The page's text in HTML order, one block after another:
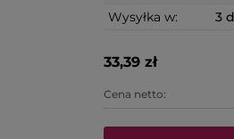
Wysyłka w:
3
33,39 zł
Cena netto: